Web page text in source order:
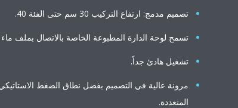
تصميم مدمج: ارتفاع التركيب 30 سم حتى الفئة 40.
تسمح لوحة الدارة المطبوعة الخاصة بالاتصال بملف
تشغيل هادئ جداً.
المتعددة.